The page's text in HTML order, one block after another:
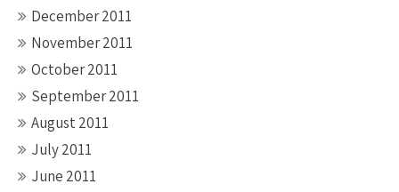
December 2011
November 2011
October 2011
September 2011
August 2011
July 2011
June 2011